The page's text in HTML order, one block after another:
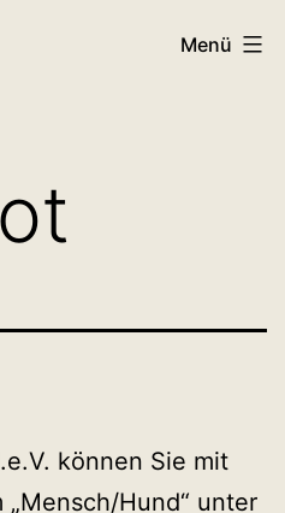
Menü
können Sie mit
„Mensch/Hund“ unter